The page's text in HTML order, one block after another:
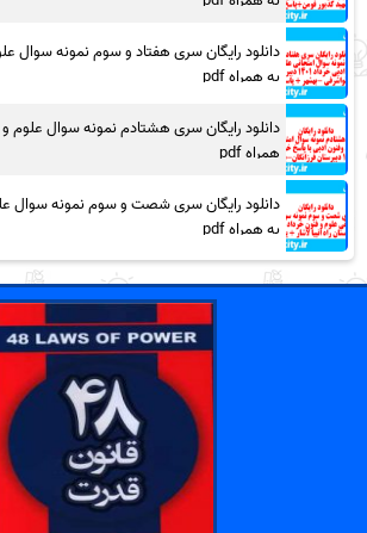
دانلود رایگان سری هفتاد و سوم نمونه سوال
به همراه pdf
دانلود رایگان سری هشتادم نمونه سوال علوم
همراه pdf
دانلود رایگان سری شصت و سوم نمونه سوال
به همراه pdf